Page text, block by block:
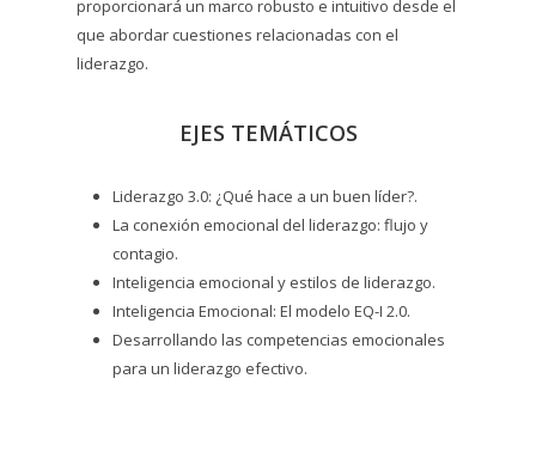
proporcionará un marco robusto e intuitivo desde el
que abordar cuestiones relacionadas con el
liderazgo.
EJES TEMÁTICOS
Liderazgo 3.0: ¿Qué hace a un buen líder?.
La conexión emocional del liderazgo: flujo y
contagio.
Inteligencia emocional y estilos de liderazgo.
Inteligencia Emocional: El modelo EQ-I 2.0.
Desarrollando las competencias emocionales
para un liderazgo efectivo.